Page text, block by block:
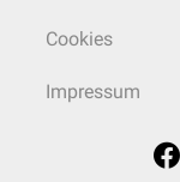
Cookies
Impressum